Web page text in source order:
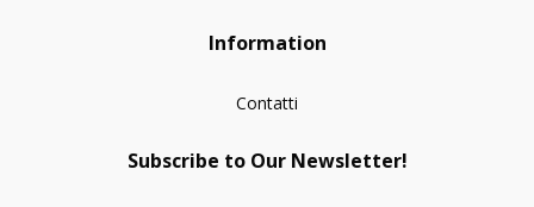
Information
Contatti
Subscribe to Our Newsletter!